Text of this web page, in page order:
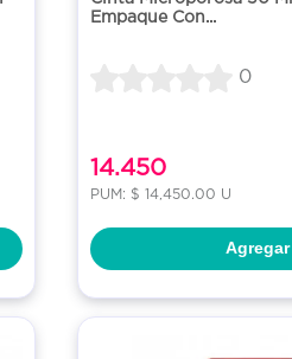
Empaque Con...
0
14.450
PUM: $ 14,450.00 U
Agregar